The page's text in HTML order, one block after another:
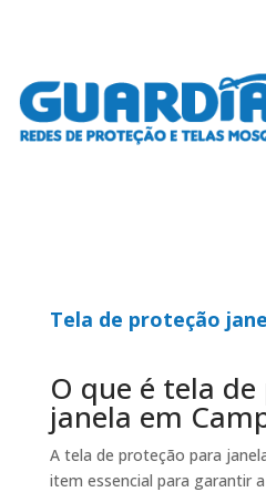
Tela de proteção
O que é tela
janela em
A tela de proteção para
item essencial para garantir